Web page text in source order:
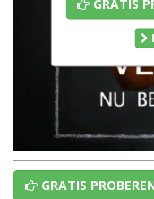
GRATIS
GRATIS